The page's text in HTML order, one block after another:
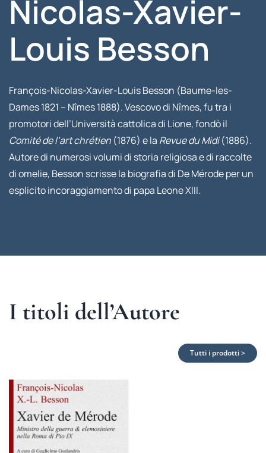
Nicolas-Xavier-
Louis Besson
François-Nicolas-Xavier-Louis Besson (Baume-les-
Dames 1821 – Nîmes 1888). Vescovo di Nîmes, fu tra i
promotori dell’Università cattolica di Lione, fondò il
Comité de l’art chrétien(1876) e la Revue du Midi(1886).
Autore di numerosi volumi di storia religiosa e di raccolte
di omelie, Besson scrisse la biografia di De Mérode per un
esplicito incoraggiamento di papa Leone XIII.
I titoli dell’Autore
Tutti i prodotti >